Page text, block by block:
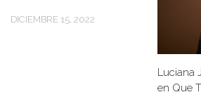
DICIEMBRE 15, 2022
Luciana
en Que